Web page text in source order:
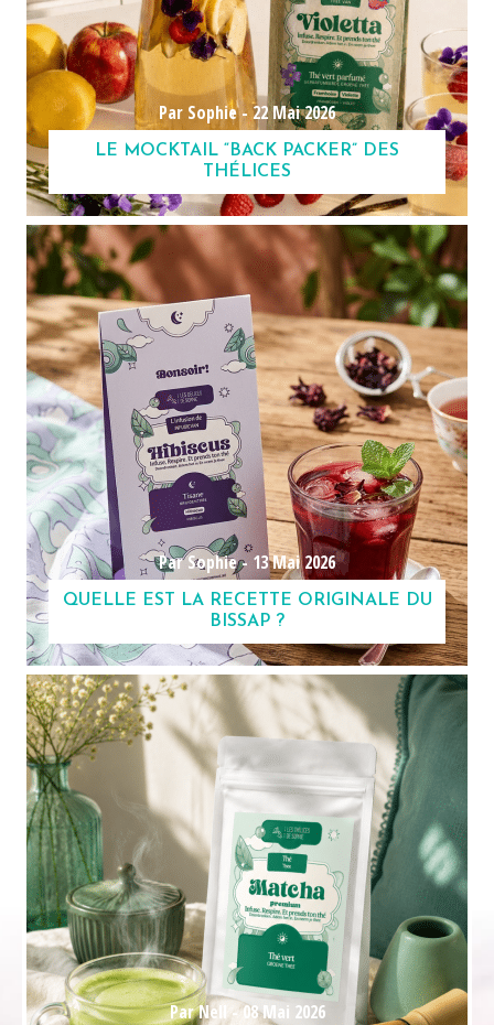
Par Sophie -22 Mai 2026
LE MOCKTAIL “BACK PACKER” DES
THÉLICES
Par Sophie -13 Mai 2026
QUELLE EST LA RECETTE ORIGINALE DU
BISSAP ?
Par Nell -08 Mai 2026